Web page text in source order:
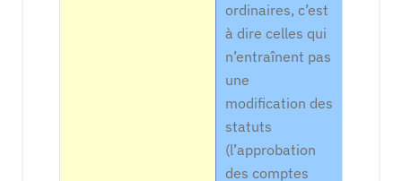
ordinaires, c’est
à dire celles qui
n’entraînent pas
une
modification des
statuts
(l’approbation
des comptes